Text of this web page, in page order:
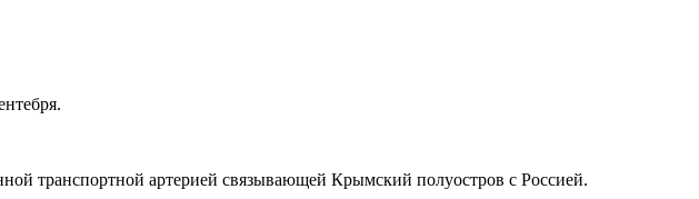
транспортной артерией связывающей Крымский полуостров с Россией.